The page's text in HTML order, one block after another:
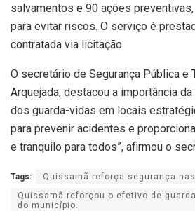
salvamentos e 90 ações
para evitar riscos. O serviço é
contratada via licitação.
O secretário de Segurança Pública e
Arquejada, destacou a importância
dos guarda-vidas em locais
para prevenir acidentes e
e tranquilo para todos”, afirmou o
Tags:
Quissamã reforça segurança
Quissamã reforçou o efetivo de
do município.